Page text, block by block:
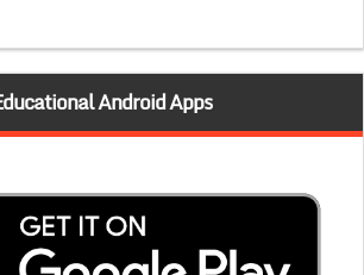
Android Apps